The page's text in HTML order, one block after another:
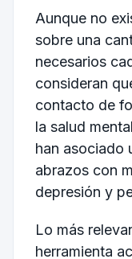
Aunque no
sobre una
necesarios
consideran
contacto de
la salud
han asociado
abrazos con
depresión y
Lo más
herramienta